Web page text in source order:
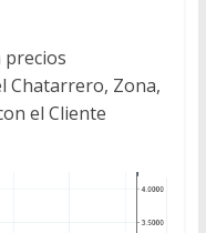
precios
Chatarrero, Zona,
el Cliente